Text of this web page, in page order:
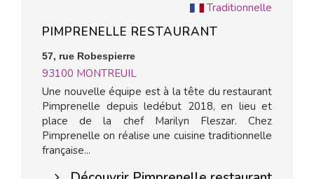
Traditionnelle
PIMPRENELLE RESTAURANT
57, rue Robespierre
93100 MONTREUIL
Une nouvelle équipe est à la tête du restaurant
Pimprenelle depuis ledébut 2018, en lieu et
place de la chef Marilyn Fleszar. Chez
Pimprenelle on réalise une cuisine traditionnelle
française...